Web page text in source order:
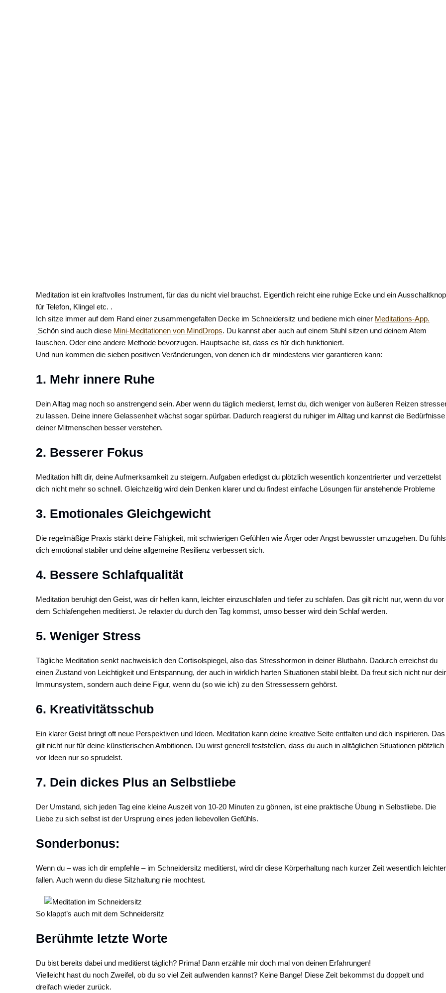
Meditation ist ein kraftvolles Instrument, für das du nicht viel brauchst. Eigentlich reicht eine ruhige Ecke und ein
für Telefon, Klingel etc. .
Ich sitze immer auf dem Rand einer zusammengefalten Decke im Schneidersitz und bediene mich einer Meditations-App.
Schön sind auch diese Mini-Meditationen von MindDrops. Du kannst aber auch auf einem Stuhl sitzen und deinem Atem
lauschen. Oder eine andere Methode bevorzugen. Hauptsache ist, dass es für dich funktioniert.
Und nun kommen die sieben positiven Veränderungen, von denen ich dir mindestens vier garantieren kann:
1. Mehr innere Ruhe
Dein Alltag mag noch so anstrengend sein. Aber wenn du täglich medierst, lernst du, dich weniger von äußeren Reizen
zu lassen. Deine innere Gelassenheit wächst sogar spürbar. Dadurch reagierst du ruhiger im Alltag und kannst die Bedürfnisse
deiner Mitmenschen besser verstehen.
2. Besserer Fokus
Meditation hilft dir, deine Aufmerksamkeit zu steigern. Aufgaben erledigst du plötzlich wesentlich konzentrierter und verzettelst
dich nicht mehr so schnell. Gleichzeitig wird dein Denken klarer und du findest einfache Lösungen für anstehende Probleme
3. Emotionales Gleichgewicht
Die regelmäßige Praxis stärkt deine Fähigkeit, mit schwierigen Gefühlen wie Ärger oder Angst bewusster umzugehen. Du
dich emotional stabiler und deine allgemeine Resilienz verbessert sich.
4. Bessere Schlafqualität
Meditation beruhigt den Geist, was dir helfen kann, leichter einzuschlafen und tiefer zu schlafen. Das gilt nicht nur, wenn du vor
dem Schlafengehen meditierst. Je relaxter du durch den Tag kommst, umso besser wird dein Schlaf werden.
5. Weniger Stress
Tägliche Meditation senkt nachweislich den Cortisolspiegel, also das Stresshormon in deiner Blutbahn. Dadurch erreichst du
einen Zustand von Leichtigkeit und Entspannung, der auch in wirklich harten Situationen stabil bleibt. Da freut sich nicht nur
Immunsystem, sondern auch deine Figur, wenn du (so wie ich) zu den Stressessern gehörst.
6. Kreativitätsschub
Ein klarer Geist bringt oft neue Perspektiven und Ideen. Meditation kann deine kreative Seite entfalten und dich inspirieren. Das
gilt nicht nur für deine künstlerischen Ambitionen. Du wirst generell feststellen, dass du auch in alltäglichen Situationen plötzlich
vor Ideen nur so sprudelst.
7. Dein dickes Plus an Selbstliebe
Der Umstand, sich jeden Tag eine kleine Auszeit von 10-20 Minuten zu gönnen, ist eine praktische Übung in Selbstliebe. Die
Liebe zu sich selbst ist der Ursprung eines jeden liebevollen Gefühls.
Sonderbonus:
Wenn du – was ich dir empfehle – im Schneidersitz meditierst, wird dir diese Körperhaltung nach kurzer Zeit wesentlich leichter
fallen. Auch wenn du diese Sitzhaltung nie mochtest.
So klappt’s auch mit dem Schneidersitz
Berühmte letzte Worte
Du bist bereits dabei und meditierst täglich? Prima! Dann erzähle mir doch mal von deinen Erfahrungen!
Vielleicht hast du noch Zweifel, ob du so viel Zeit aufwenden kannst? Keine Bange! Diese Zeit bekommst du doppelt und
dreifach wieder zurück.